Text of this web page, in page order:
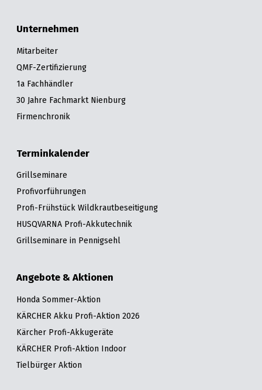
Unternehmen
Mitarbeiter
QMF-Zertifizierung
1a Fachhändler
30 Jahre Fachmarkt Nienburg
Firmenchronik
Terminkalender
Grillseminare
Profivorführungen
Profi-Frühstück Wildkrautbeseitigung
HUSQVARNA Profi-Akkutechnik
Grillseminare in Pennigsehl
Angebote & Aktionen
Honda Sommer-Aktion
KÄRCHER Akku Profi-Aktion 2026
Kärcher Profi-Akkugeräte
KÄRCHER Profi-Aktion Indoor
Tielbürger Aktion